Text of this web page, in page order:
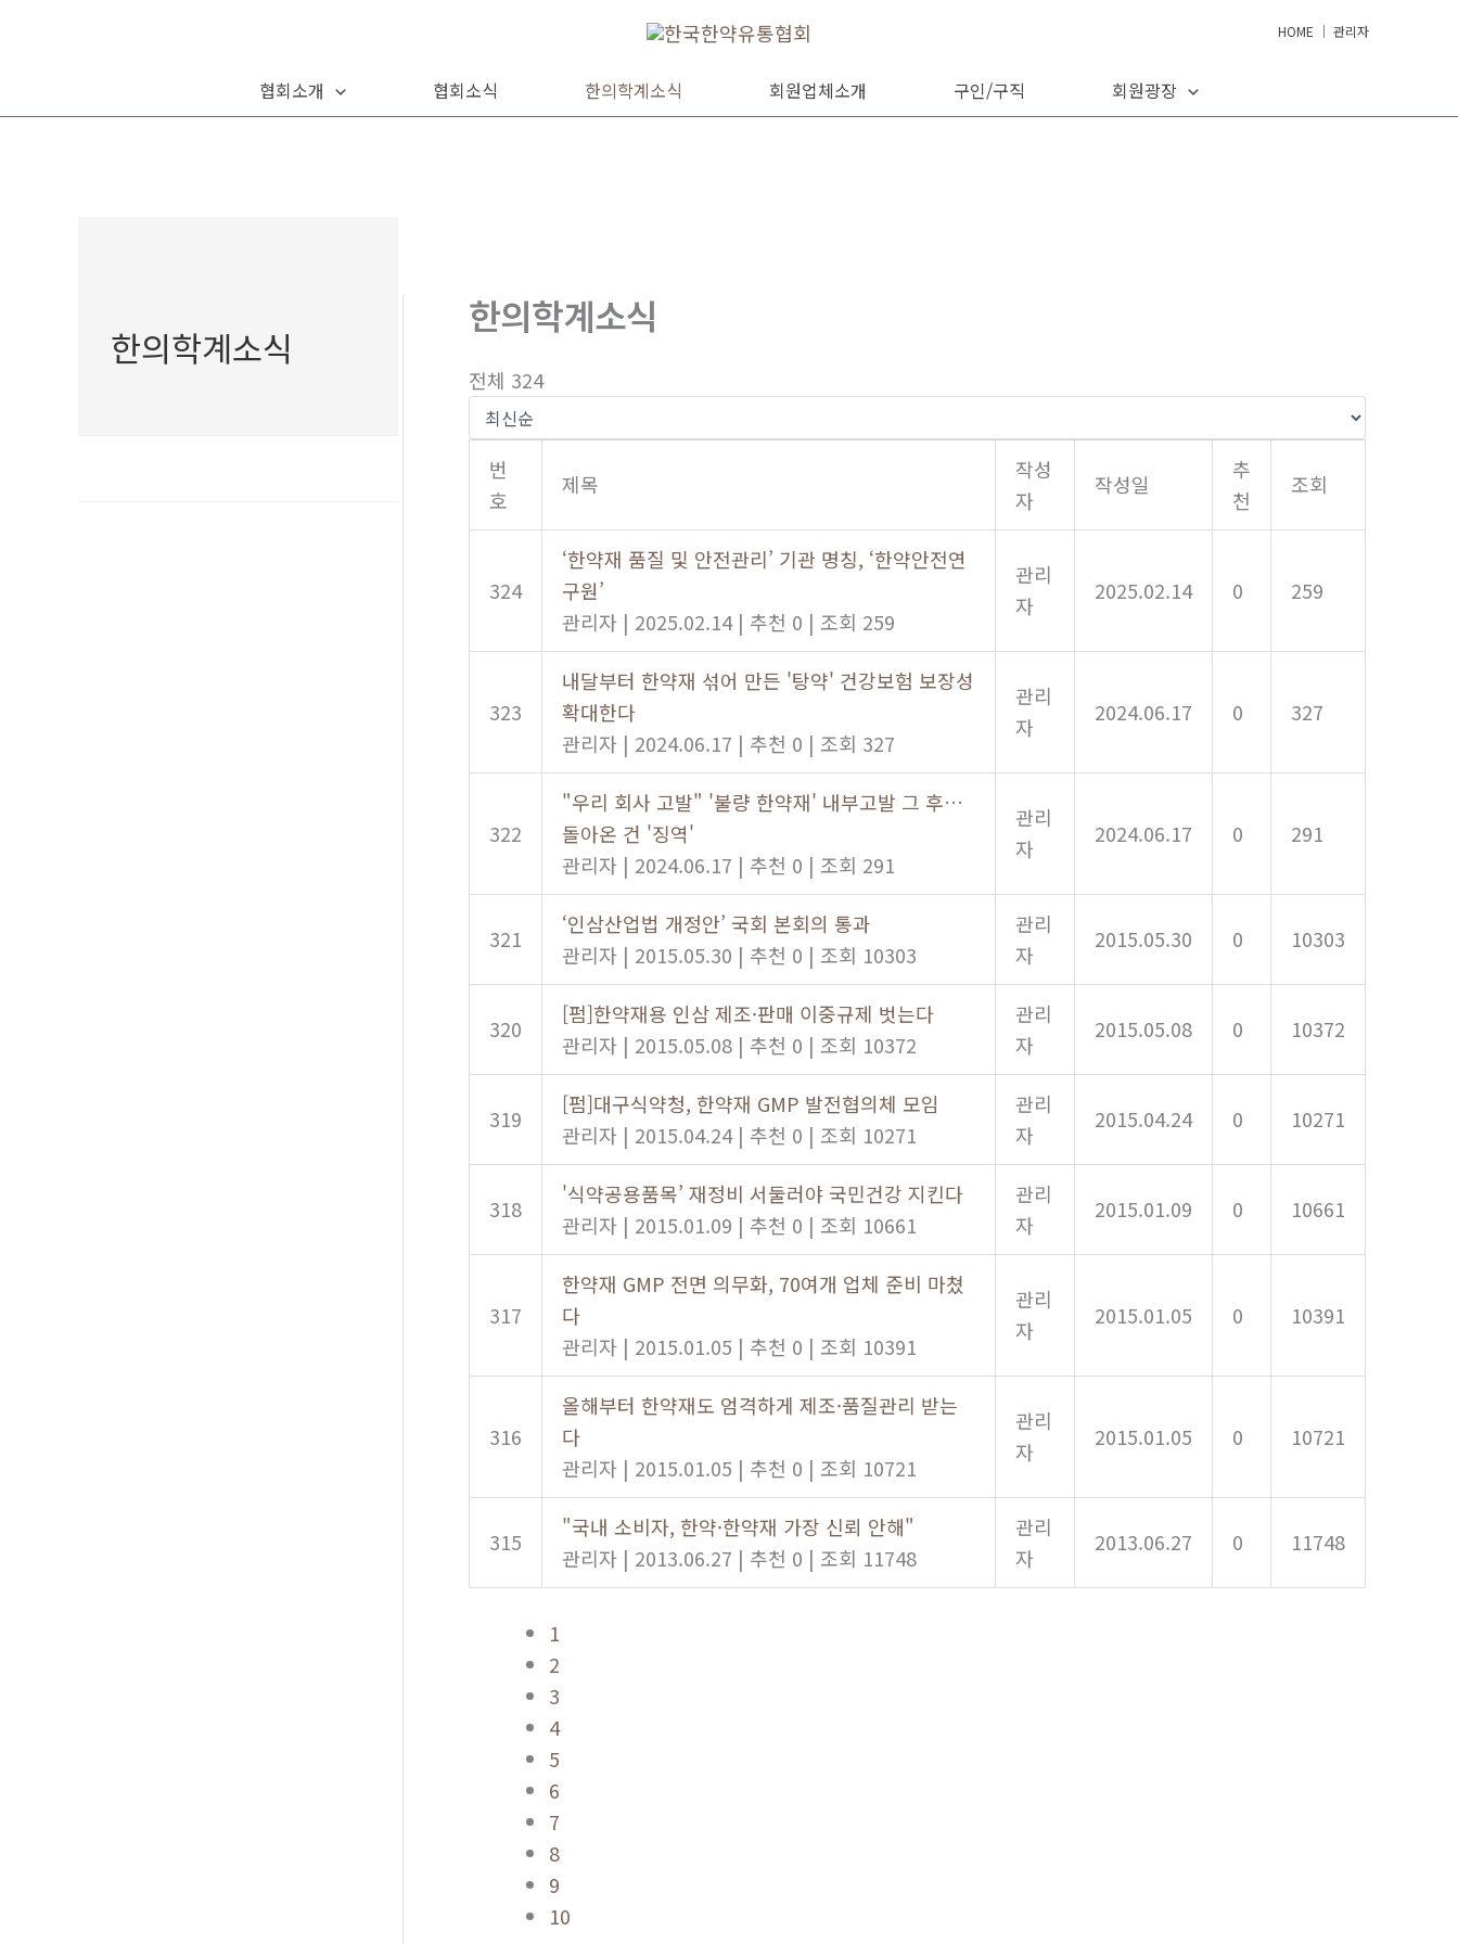
HOME │ 관리자
협회소개 협회소식 한의학계소식 회원업체소개 구인/구직 회원광장
한의학계소식
한의학계소식
전체 324
번
호
제목
작성
자
작성일
추
천
조회
324
‘한약재 품질 및 안전관리’ 기관 명칭, ‘한약안전연
구원’
관리자 | 2025.02.14 | 추천 0 | 조회 259
관리
자
2025.02.14 0 259
323
내달부터 한약재 섞어 만든 '탕약' 건강보험 보장성
확대한다
관리자 | 2024.06.17 | 추천 0 | 조회 327
관리
자
2024.06.17 0 327
322
"우리 회사 고발" '불량 한약재' 내부고발 그 후…
돌아온 건 '징역'
관리자 | 2024.06.17 | 추천 0 | 조회 291
관리
자
2024.06.17 0 291
321
‘인삼산업법 개정안’ 국회 본회의 통과
관리자 | 2015.05.30 | 추천 0 | 조회 10303
관리
자
2015.05.30 0 10303
320
[펌]한약재용 인삼 제조·판매 이중규제 벗는다
관리자 | 2015.05.08 | 추천 0 | 조회 10372
관리
자
2015.05.08 0 10372
319
[펌]대구식약청, 한약재 GMP 발전협의체 모임
관리자 | 2015.04.24 | 추천 0 | 조회 10271
관리
자
2015.04.24 0 10271
318
'식약공용품목’ 재정비 서둘러야 국민건강 지킨다
관리자 | 2015.01.09 | 추천 0 | 조회 10661
관리
자
2015.01.09 0 10661
317
한약재 GMP 전면 의무화, 70여개 업체 준비 마쳤
다
관리자 | 2015.01.05 | 추천 0 | 조회 10391
관리
자
2015.01.05 0 10391
316
올해부터 한약재도 엄격하게 제조·품질관리 받는
다
관리자 | 2015.01.05 | 추천 0 | 조회 10721
관리
자
2015.01.05 0 10721
315
"국내 소비자, 한약·한약재 가장 신뢰 안해"
관리자 | 2013.06.27 | 추천 0 | 조회 11748
관리
자
2013.06.27 0 11748
1
2
3
4
5
6
7
8
9
10